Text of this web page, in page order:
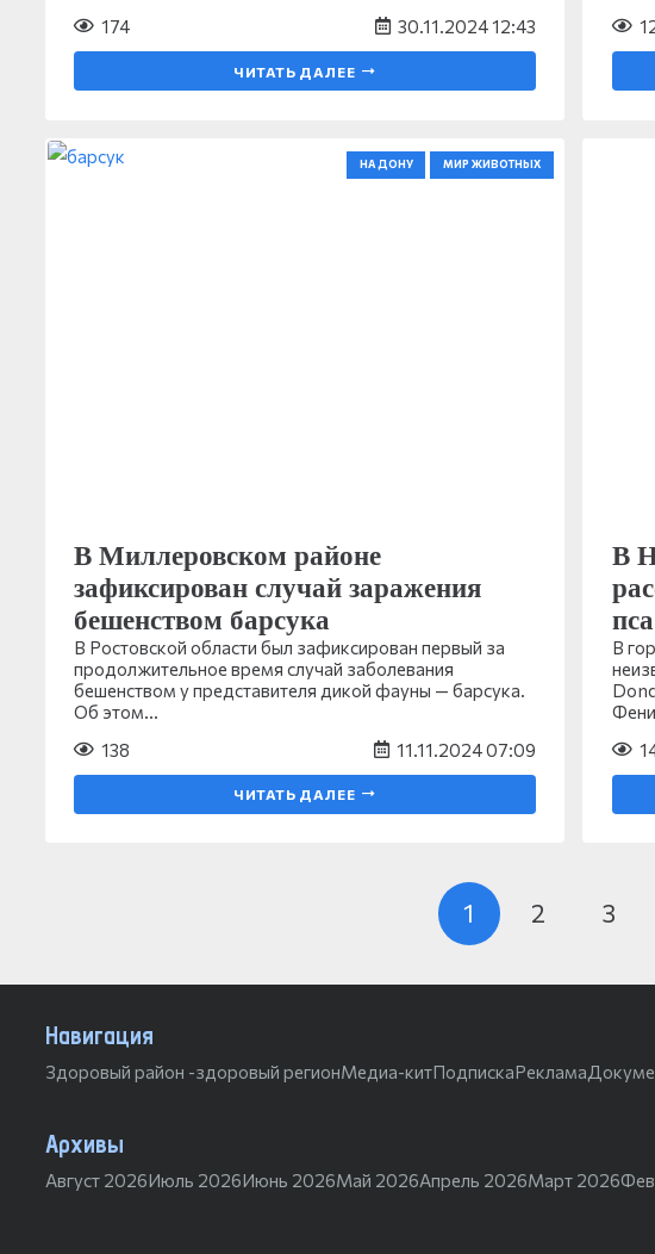
174
30.11.2024 12:43
ЧИТАТЬ ДАЛЕЕ
НА ДОНУ МИР ЖИВОТНЫХ
В Миллеровском районе
зафиксирован случай заражения
бешенством барсука
В Ростовской области был зафиксирован первый за
продолжительное время случай заболевания
бешенством у представителя дикой фауны — барсука.
Об этом…
138
11.11.2024 07:09
ЧИТАТЬ ДАЛЕЕ
В
пса
В
1 2 3
Навигация
Здоровый район -здоровый регионМедиа-китПодпискаРеклама
Архивы
Август 2026Июль 2026Июнь 2026Май 2026Апрель 2026Март 2026